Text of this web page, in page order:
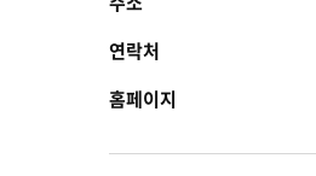
연락처
홈페이지